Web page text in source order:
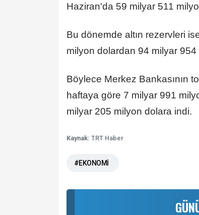
Haziran'da 59 milyar 511
Bu dönemde altın rezervleri
milyon dolardan 94 milyar
Böylece Merkez Bankasının
haftaya göre 7 milyar 991
milyar 205 milyon dolara indi.
Kaynak: TRT Haber
#EKONOMİ